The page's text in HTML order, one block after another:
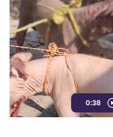
0:38